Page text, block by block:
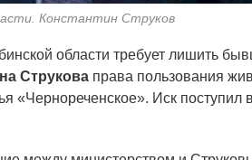
Константин Струков
области требует лишить
Струкова права пользования
«Чернореченское». Иск